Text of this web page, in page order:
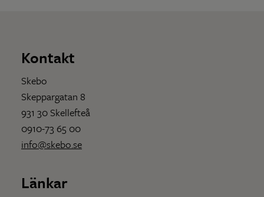
Kontakt
Skebo
Skeppargatan 8
931 30 Skellefteå
0910-73 65 00
info@skebo.se
Länkar